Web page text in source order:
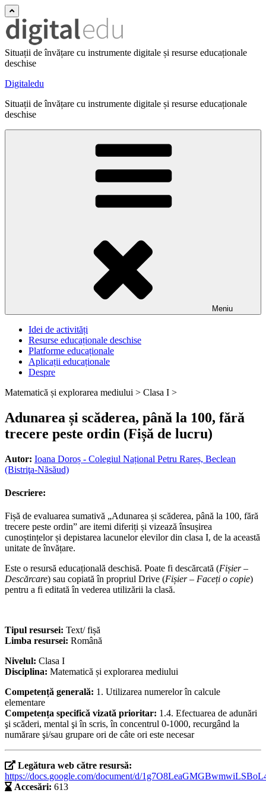
Situații de învățare cu instrumente digitale și resurse educaționale
deschise
Digitaledu
Situații de învățare cu instrumente digitale și resurse educaționale
deschise
Meniu
Idei de activități
Resurse educaționale deschise
Platforme educaționale
Aplicații educaționale
Despre
Matematică și explorarea mediului > Clasa I >
Adunarea și scăderea, până la 100, fără
trecere peste ordin (Fișă de lucru)
Autor: Ioana Doroș - Colegiul Național Petru Rareș, Beclean
(Bistriţa-Năsăud)
Descriere:
Fișă de evaluarea sumativă „Adunarea și scăderea, până la 100, fără
trecere peste ordin” are itemi diferiți și vizează însușirea
cunoștințelor și depistarea lacunelor elevilor din clasa I, de la această
unitate de învățare.
Este o resursă educațională deschisă. Poate fi descărcată (Fișier –
Descărcare) sau copiată în propriul Drive (Fișier – Faceți o copie)
pentru a fi editată în vederea utilizării la clasă.
Tipul resursei: Text/ fișă
Limba resursei: Română
Nivelul: Clasa I
Disciplina: Matematică și explorarea mediului
Competență generală: 1. Utilizarea numerelor în calcule
elementare
Competența specifică vizată prioritar: 1.4. Efectuarea de adunări
şi scăderi, mental şi în scris, în concentrul 0-1000, recurgând la
numărare şi/sau grupare ori de câte ori este necesar
Legătura web către resursă:
https://docs.google.com/document/d/
Accesări: 613